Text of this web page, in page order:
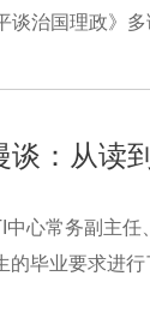
治国理政》
谈：从读
心常务副主
毕业要求进